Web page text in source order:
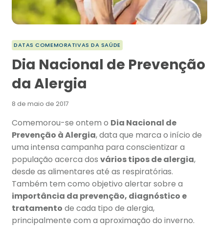
DATAS COMEMORATIVAS DA SAÚDE
Dia Nacional de Prevenção
da Alergia
8 de maio de 2017
Comemorou-se ontem o Dia Nacional de
Prevenção à Alergia, data que marca o início de
uma intensa campanha para conscientizar a
população acerca dos vários tipos de alergia,
desde as alimentares até as respiratórias.
Também tem como objetivo alertar sobre a
importância da prevenção, diagnóstico e
tratamento de cada tipo de alergia,
principalmente com a aproximação do inverno.